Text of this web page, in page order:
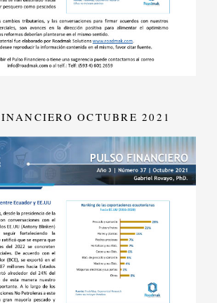
OCTUBRE 2021